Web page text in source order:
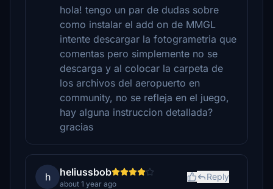
hola! tengo un par de dudas sobre
como instalar el add on de MMGL
intente descargar la fotogrametria que
comentas pero simplemente no se
descarga y al colocar la carpeta de
los archivos del aeropuerto en
community, no se refleja en el juego,
hay alguna instruccion detallada?
gracias
h heliussbob
about 1 year ago
Reply